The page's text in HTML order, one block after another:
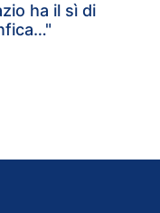
ha il sì di